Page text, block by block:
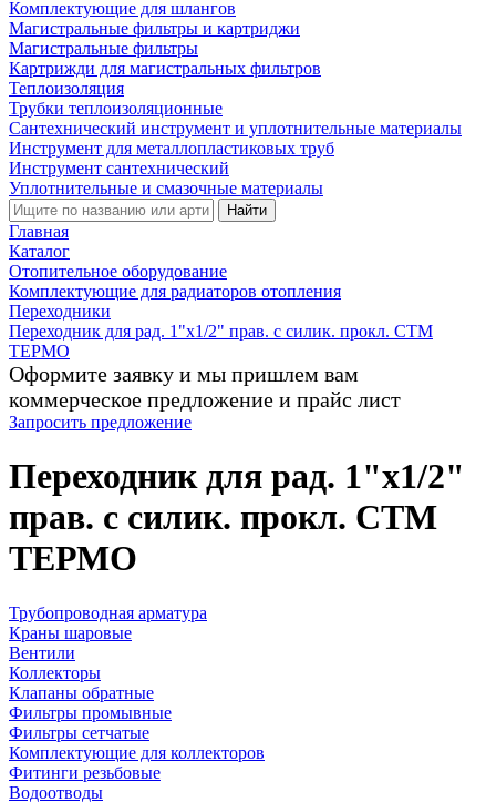
Комплектующие для шлангов
Магистральные фильтры и картриджи
Магистральные фильтры
Картрижди для магистральных фильтров
Теплоизоляция
Трубки теплоизоляционные
Сантехнический инструмент и уплотнительные материалы
Инструмент для металлопластиковых труб
Инструмент сантехнический
Уплотнительные и смазочные материалы
Найти
Главная
Каталог
Отопительное оборудование
Комплектующие для радиаторов отопления
Переходники
Переходник для рад. 1"х1/2" прав. с силик. прокл. CTM
ТЕРМО
Оформите заявку и мы пришлем вам
коммерческое предложение и прайс лист
Запросить предложение
Переходник для рад. 1"х1/2"
прав. с силик. прокл. CTM
ТЕРМО
Трубопроводная арматура
Краны шаровые
Вентили
Коллекторы
Клапаны обратные
Фильтры промывные
Фильтры сетчатые
Комплектующие для коллекторов
Фитинги резьбовые
Водоотводы